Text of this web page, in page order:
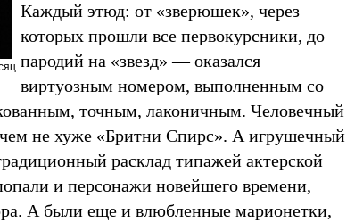
Каждый этюд: от «зверюшек», через
которых прошли все первокурсники, до
пародий на «звезд» — оказался
виртуозным номером, выполненным со
точным, лаконичным. Человечный
не хуже «Бритни Спирс». А игрушечный
расклад типажей актерской
и персонажи новейшего времени,
А были еще и влюбленные марионетки,